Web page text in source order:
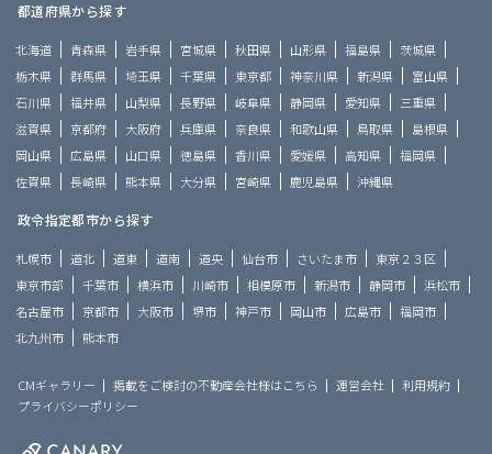
都道府県から探す
北海道 青森県 岩手県 宮城県 秋田県 山形県 福島県
茨城県
栃木県
群馬県 埼玉県 千葉県 東京都 神奈川県 新潟県
富山県
石川県
福井県 山梨県 長野県 岐阜県 静岡県 愛知県
三重県
滋賀県
京都府 大阪府 兵庫県 奈良県 和歌山県 鳥取県
島根県
岡山県
広島県 山口県 徳島県 香川県 愛媛県 高知県
福岡県
佐賀県
長崎県 熊本県 大分県 宮崎県 鹿児島県 沖縄県
政令指定都市から探す
札幌市 道北 道東 道南 道央 仙台市 さいたま市
東京２３区
東京市部
千葉市 横浜市 川崎市 相模原市 新潟市 静岡市
浜松市
名古屋市
京都市 大阪市 堺市 神戸市 岡山市 広島市
福岡市
北九州市
熊本市
CMギャラリー 掲載をご検討の不動産会社様はこちら 運営会社
利用規約
プライバシーポリシー